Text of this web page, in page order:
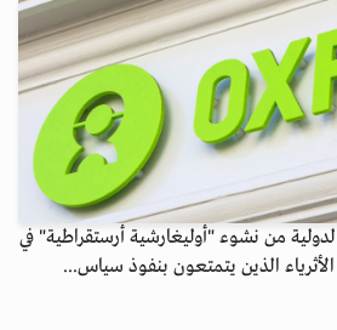
من نشوء "أوليغارشية أرستقراطية" في
الذين يتمتعون بنفوذ سياس...